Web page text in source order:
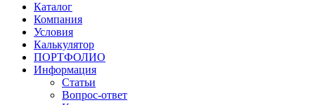
Каталог
Компания
Условия
Калькулятор
ПОРТФОЛИО
Информация
Статьи
Вопрос-ответ